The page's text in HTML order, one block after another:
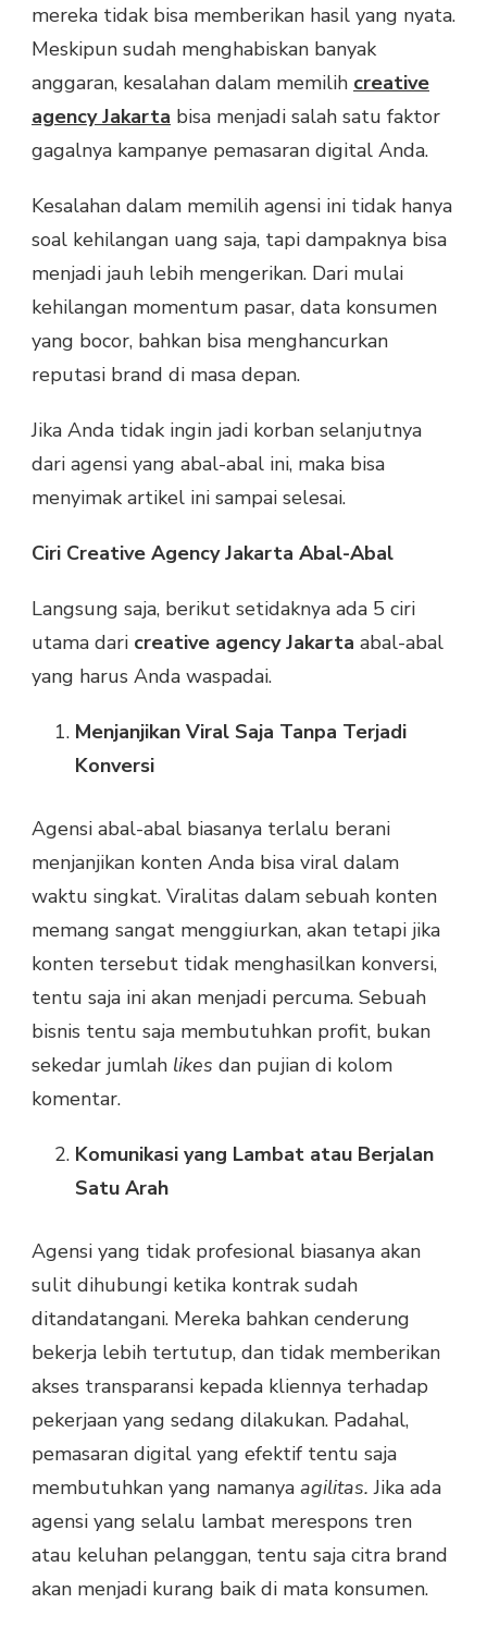
YANG
AKAN
BISNIS
ANDA!
mereka tidak bisa memberikan hasil yang nyata.
Meskipun sudah menghabiskan banyak
anggaran, kesalahan dalam memilih creative
agency Jakarta bisa menjadi salah satu faktor
gagalnya kampanye pemasaran digital Anda.
Kesalahan dalam memilih agensi ini tidak hanya
soal kehilangan uang saja, tapi dampaknya bisa
menjadi jauh lebih mengerikan. Dari mulai
kehilangan momentum pasar, data konsumen
yang bocor, bahkan bisa menghancurkan
reputasi brand di masa depan.
Jika Anda tidak ingin jadi korban selanjutnya
dari agensi yang abal-abal ini, maka bisa
menyimak artikel ini sampai selesai.
Ciri Creative Agency Jakarta Abal-Abal
Langsung saja, berikut setidaknya ada 5 ciri
utama dari creative agency Jakarta abal-abal
yang harus Anda waspadai.
Menjanjikan Viral Saja Tanpa Terjadi
Konversi
Agensi abal-abal biasanya terlalu berani
menjanjikan konten Anda bisa viral dalam
waktu singkat. Viralitas dalam sebuah konten
memang sangat menggiurkan, akan tetapi jika
konten tersebut tidak menghasilkan konversi,
tentu saja ini akan menjadi percuma. Sebuah
bisnis tentu saja membutuhkan profit, bukan
sekedar jumlah likes dan pujian di kolom
komentar.
Komunikasi yang Lambat atau Berjalan
Satu Arah
Agensi yang tidak profesional biasanya akan
sulit dihubungi ketika kontrak sudah
ditandatangani. Mereka bahkan cenderung
bekerja lebih tertutup, dan tidak memberikan
akses transparansi kepada kliennya terhadap
pekerjaan yang sedang dilakukan. Padahal,
pemasaran digital yang efektif tentu saja
membutuhkan yang namanya agilitas.Jika ada
agensi yang selalu lambat merespons tren
atau keluhan pelanggan, tentu saja citra brand
akan menjadi kurang baik di mata konsumen.